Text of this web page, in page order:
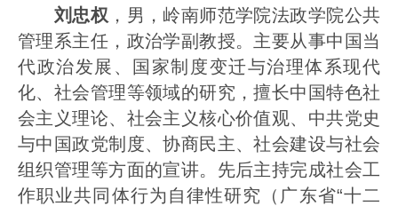
刘忠权 ，男，岭南师范学院法政学院公共
管理系主任，政治学副教授。主要从事中国当
代政治发展、国家制度变迁与治理体系现代
化、社会管理等领域的研究，擅长中国特色社
会主义理论、社会主义核心价值观、中共党史
与中国政党制度、协商民主、社会建设与社会
组织管理等方面的宣讲。先后主持完成社会工
作职业共同体行为自律性研究（广东省“十二